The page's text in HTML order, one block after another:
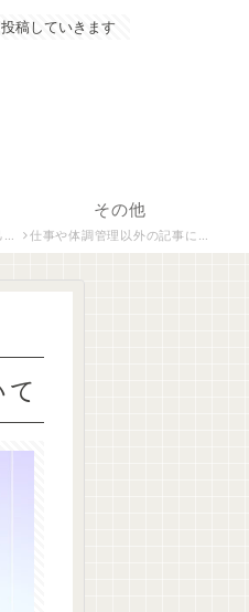
稿していきます
その他
仕事や体調管理以外の記事について執筆しています。